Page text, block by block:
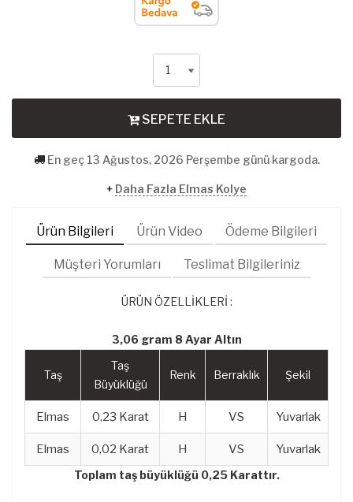
SEPETE EKLE
En geç 13 Ağustos, 2026 Perşembe günü kargoda.
+ Daha Fazla Elmas Kolye
Ürün Bilgileri Ürün Video Ödeme Bilgileri
Müşteri Yorumları Teslimat Bilgileriniz
ÜRÜN ÖZELLİKLERİ :
3,06 gram 8 Ayar Altın
Taş
Taş
Büyüklüğü
Renk Berraklık Şekil
Elmas 0,23 Karat H VS Yuvarlak
Elmas 0,02 Karat H VS Yuvarlak
Toplam taş büyüklüğü 0,25 Karattır.